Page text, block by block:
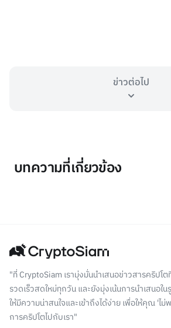
ข่าวต่อไป
บทความที่เกี่ยวข้อง
"ที่ CryptoSiam เรามุ่งมั่นนำเสนอข่าวสารคริปโต
รวดเร็วสดใหม่ทุกวัน และยังมุ่งเน้นการนำเสนอใ
ให้มีความน่าสนใจและเข้าถึงได้ง่าย เพื่อให้คุณ 'ไ
การคริปโตไปกับเรา"